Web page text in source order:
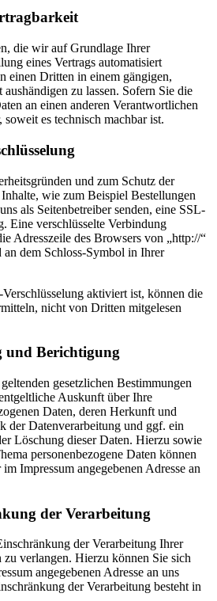
die wir auf Grundlage Ihrer
eines Vertrags automatisiert
einen Dritten in einem gängigen,
aushändigen zu lassen. Sofern Sie die
an einen anderen Verantwortlichen
es technisch machbar ist.
und zum Schutz der
wie zum Beispiel Bestellungen
als Seitenbetreiber senden, eine SSL-
Eine verschlüsselte Verbindung
Adresszeile des Browsers von „http://“
an dem Schloss-Symbol in Ihrer
aktiviert ist, können die
nicht von Dritten mitgelesen
und Berichtigung
gesetzlichen Bestimmungen
Auskunft über Ihre
Daten, deren Herkunft und
der Datenverarbeitung und ggf. ein
Löschung dieser Daten. Hierzu sowie
personenbezogene Daten können
Impressum angegebenen Adresse an
der Verarbeitung
der Verarbeitung Ihrer
zu verlangen. Hierzu können Sie sich
angegebenen Adresse an uns
der Verarbeitung besteht in